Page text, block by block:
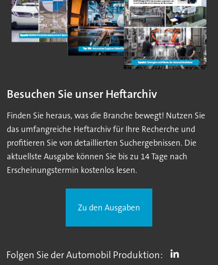
Besuchen Sie unser Heftarchiv
Finden Sie heraus, was die Branche bewegt! Nutzen Sie
das umfangreiche Heftarchiv für Ihre Recherche und
profitieren Sie von detaillierten Suchergebnissen. Die
aktuellste Ausgabe können Sie bis zu 14 Tage nach
Erscheinungstermin kostenlos lesen.
Zu den Ausgaben
Folgen Sie der Automobil Produktion: